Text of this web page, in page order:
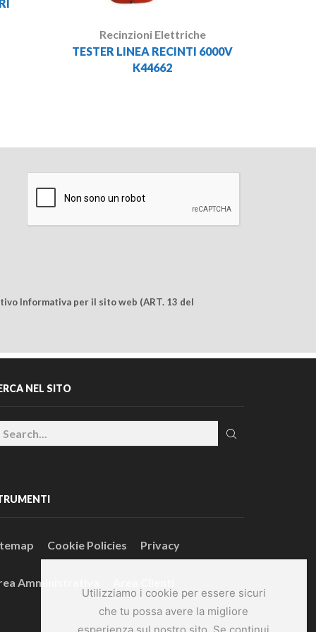
Utilizziamo i cookie per essere sicuri
che tu possa avere la migliore
Recinzioni Elettriche
TESTER LINEA RECINTI 6000V
K44662
Informativa per il sito web (ART. 13 del
NEL SITO
Cookie Policies Privacy
Amministrativa